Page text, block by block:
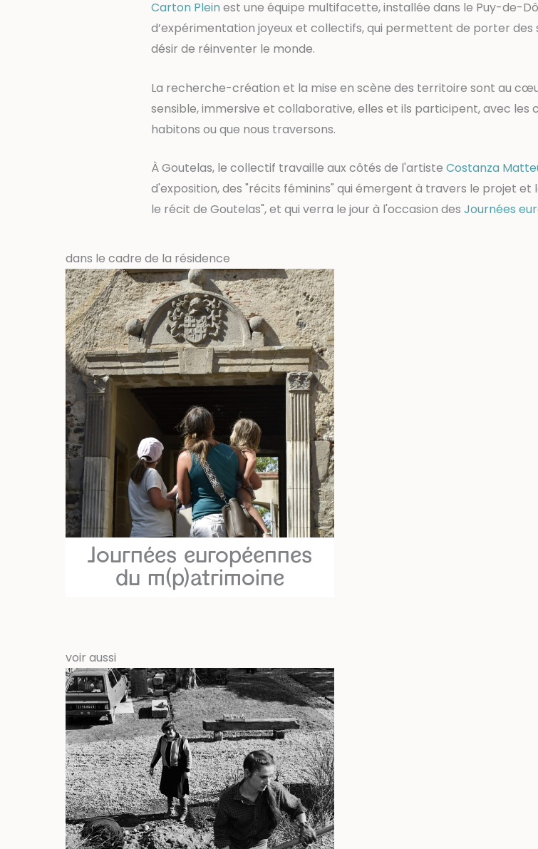
Carton Pleinest une équipe multifacette, installée dans le Puy-de-
d’expérimentation joyeux et collectifs, qui permettent de porter des
désir de réinventer le monde.
La recherche-création et la mise en scène des territoire sont au
sensible, immersive et collaborative, elles et ils participent, avec les
habitons ou que nous traversons.
À Goutelas, le collectif travaille aux côtés de l'artiste Costanza
d'exposition, des "récits féminins" qui émergent à travers le projet
le récit de Goutelas", et qui verra le jour à l'occasion des Journées
dans le cadre de la résidence
Journées européennes
du m(p)atrimoine
voir aussi